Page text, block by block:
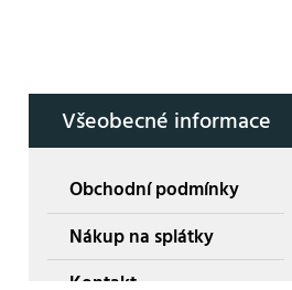
Všeobecné informace
Obchodní podmínky
Nákup na splátky
Kontakt